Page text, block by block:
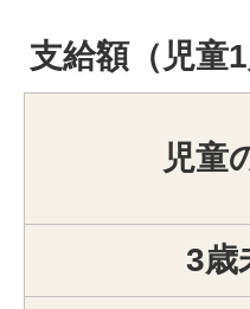
支給額（児童
児童
3歳